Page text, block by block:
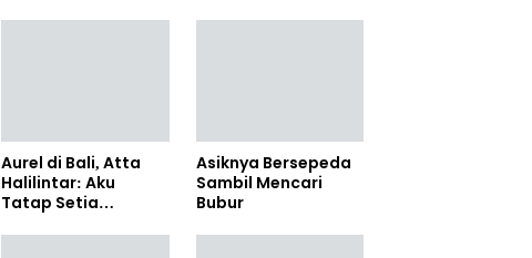
Aurel di Bali, Atta
Halilintar: Aku
Tatap Setia
Asiknya Bersepeda
Sambil Mencari
Bubur